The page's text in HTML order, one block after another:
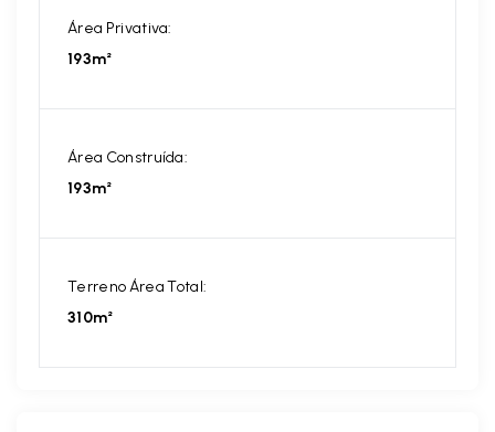
Área Privativa:
193m²
Área Construída:
193m²
Terreno Área Total:
310m²